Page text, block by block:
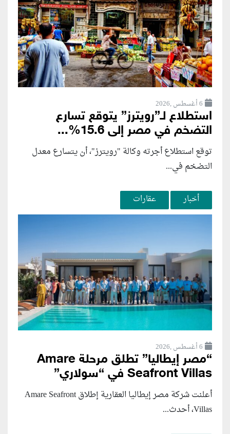
6 أغسطس ,2026
استطلاع لـ”رويترز” يتوقع تسارع
التضخم في مصر إلى 15.6%...
توقع استطلاع أجرته وكالة "رويترز"، أن يتسارع ‌معدل
التضخم في...
أخبار عقارات
6 أغسطس ,2026
“مصر إيطاليا” تطلق مرحلة Amare
Seafront Villas في “سولاري”
أعلنت شركة مصر إيطاليا العقارية إطلاق Amare Seafront
Villas، أحدث...